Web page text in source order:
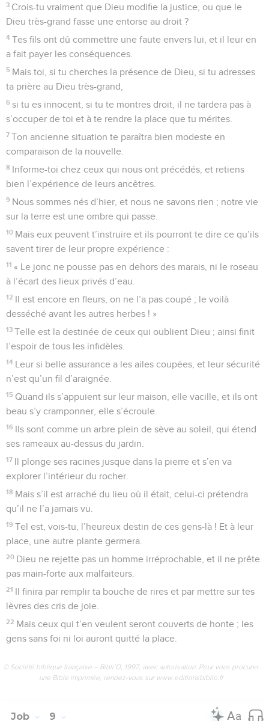
3 Crois-tu vraiment que Dieu modifie la justice, ou que le
Dieu très-grand fasse une entorse au droit ?
4 Tes fils ont dû commettre une faute envers lui, et il leur en
a fait payer les conséquences.
5 Mais toi, si tu cherches la présence de Dieu, si tu adresses
ta prière au Dieu très-grand,
6 si tu es innocent, si tu te montres droit, il ne tardera pas à
s’occuper de toi et à te rendre la place que tu mérites.
7 Ton ancienne situation te paraîtra bien modeste en
comparaison de la nouvelle.
8 Informe-toi chez ceux qui nous ont précédés, et retiens
bien l’expérience de leurs ancêtres.
9 Nous sommes nés d’hier, et nous ne savons rien ; notre vie
sur la terre est une ombre qui passe.
10 Mais eux peuvent t’instruire et ils pourront te dire ce qu’ils
savent tirer de leur propre expérience :
11 « Le jonc ne pousse pas en dehors des marais, ni le roseau
à l’écart des lieux privés d’eau.
12 Il est encore en fleurs, on ne l’a pas coupé ; le voilà
desséché avant les autres herbes ! »
13 Telle est la destinée de ceux qui oublient Dieu ; ainsi finit
l’espoir de tous les infidèles.
14 Leur si belle assurance a les ailes coupées, et leur sécurité
n’est qu’un fil d’araignée.
15 Quand ils s’appuient sur leur maison, elle vacille, et ils ont
beau s’y cramponner, elle s’écroule.
16 Ils sont comme un arbre plein de sève au soleil, qui étend
ses rameaux au-dessus du jardin.
17 Il plonge ses racines jusque dans la pierre et s’en va
explorer l’intérieur du rocher.
18 Mais s’il est arraché du lieu où il était, celui-ci prétendra
qu’il ne l’a jamais vu.
19 Tel est, vois-tu, l’heureux destin de ces gens-là ! Et à leur
place, une autre plante germera.
20 Dieu ne rejette pas un homme irréprochable, et il ne prête
pas main-forte aux malfaiteurs.
21 Il finira par remplir ta bouche de rires et par mettre sur tes
lèvres des cris de joie.
22 Mais ceux qui t’en veulent seront couverts de honte ; les
gens sans foi ni loi auront quitté la place.
© Société biblique française – Bibli’O, 1997, avec autorisation. Pour vous procurer
une Bible imprimée, rendez-vous sur www.editionsbiblio.fr
Job 9